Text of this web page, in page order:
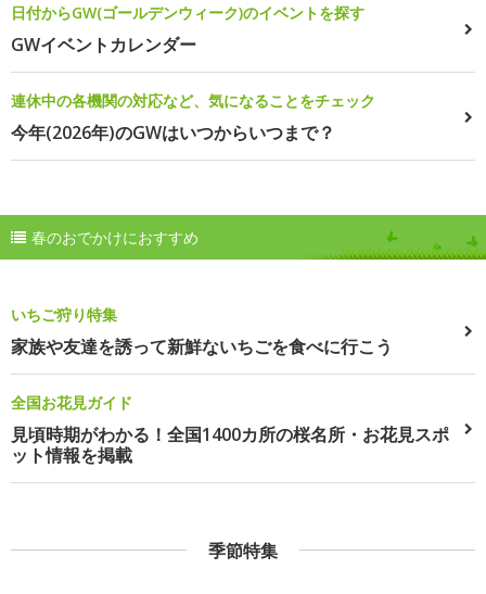
日付からGW(ゴールデンウィーク)のイベントを探す
GWイベントカレンダー
連休中の各機関の対応など、気になることをチェック
今年(2026年)のGWはいつからいつまで？
春のおでかけにおすすめ
いちご狩り特集
家族や友達を誘って新鮮ないちごを食べに行こう
全国お花見ガイド
見頃時期がわかる！全国1400カ所の桜名所・お花見スポ
ット情報を掲載
季節特集